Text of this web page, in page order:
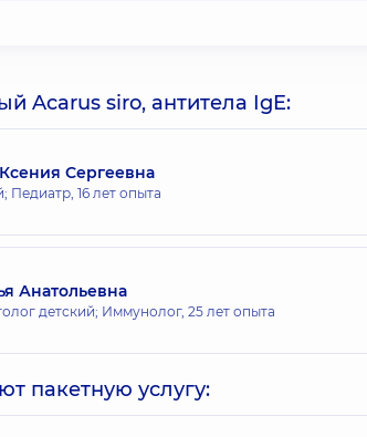
Acarus siro, антитела IgE:
Сергеевна
Педиатр, 16 лет опыта
Анатольевна
детский; Иммунолог, 25 лет опыта
пакетную услугу: